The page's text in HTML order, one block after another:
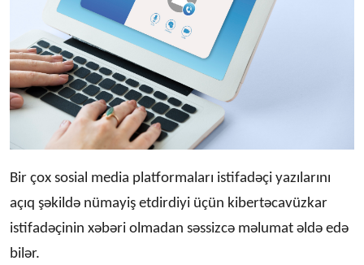
Bir çox sosial media platformaları istifadəçi yazılarını
açıq şəkildə nümayiş etdirdiyi üçün kibertəcavüzkar
istifadəçinin xəbəri olmadan səssizcə məlumat əldə edə
bilər.